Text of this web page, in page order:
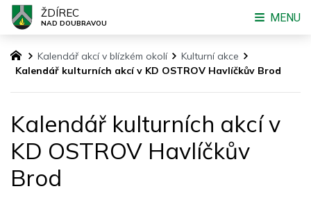
Kalendář akcí v blízkém okolí
Kulturní akce
Kalendář kulturních akcí v KD OSTROV Havlíčkův Brod
Kalendář kulturních akcí v
KD OSTROV Havlíčkův
Brod
ŽDÍREC
NAD DOUBRAVOU MENU